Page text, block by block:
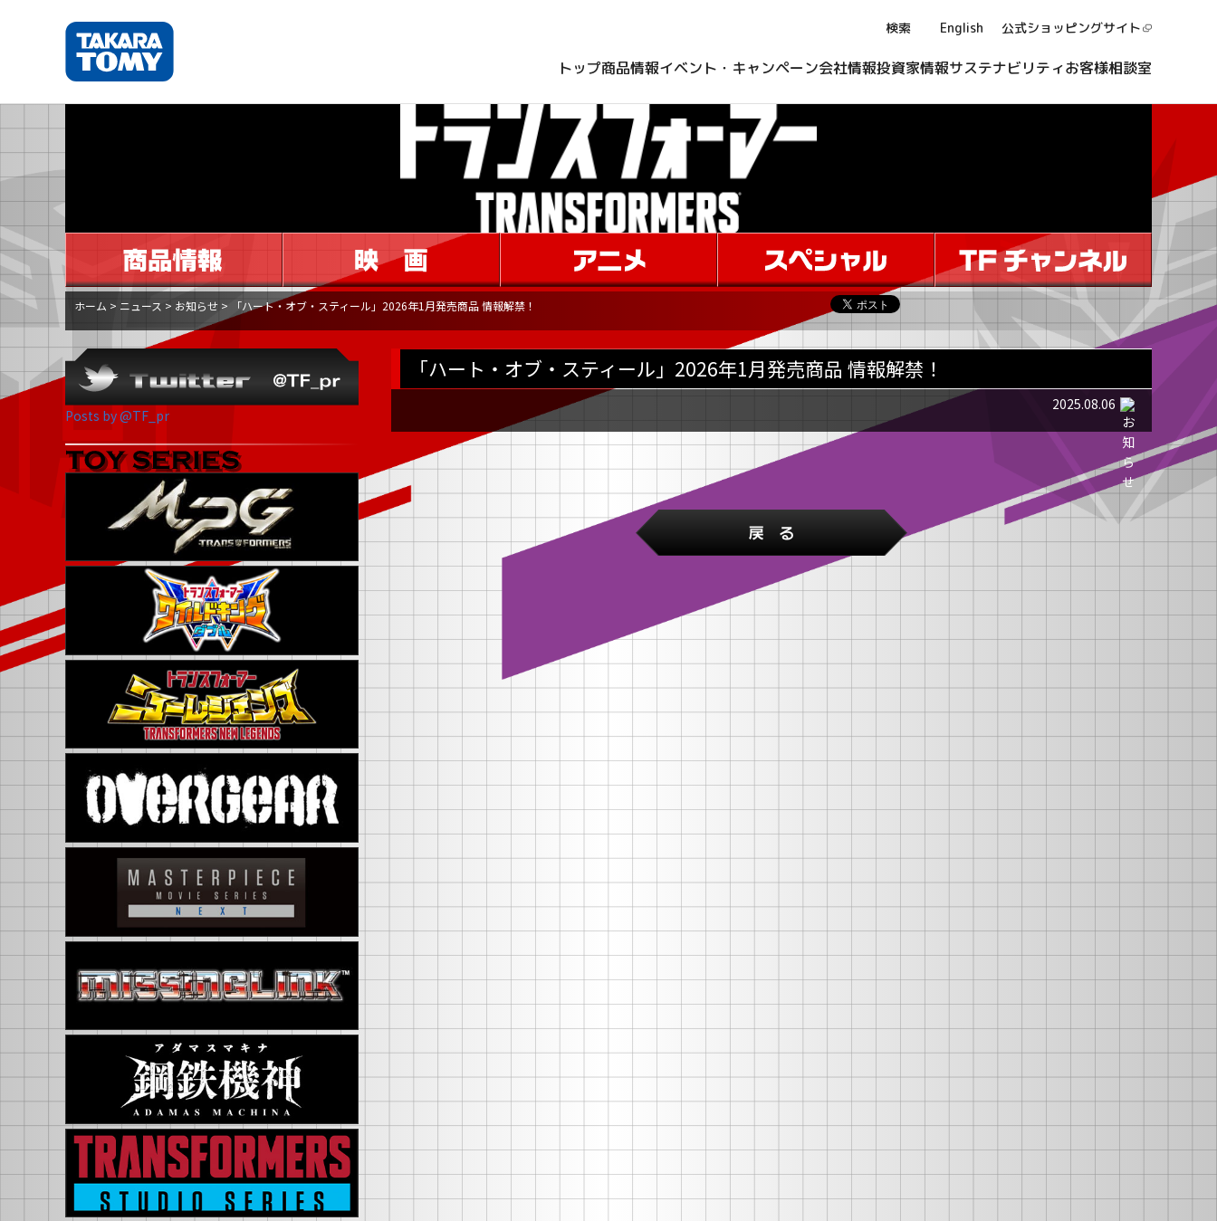
検索 English 公式ショッピングサイト
トップ商品情報イベント・キャンペーン会社情報投資家情報サステナビリティお客様相談室
ホーム > ニュース > お知らせ > 「ハート・オブ・スティール」2026年1月発売商品 情報解禁！
Posts by @TF_pr
「ハート・オブ・スティール」2026年1月発売商品 情報解禁！
2025.08.06